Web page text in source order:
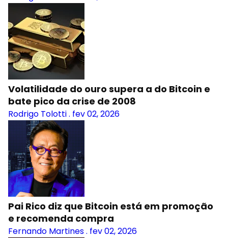
Volatilidade do ouro supera a do Bitcoin e
bate pico da crise de 2008
Rodrigo Tolotti. fev 02, 2026
Pai Rico diz que Bitcoin está em promoção
e recomenda compra
Fernando Martines. fev 02, 2026